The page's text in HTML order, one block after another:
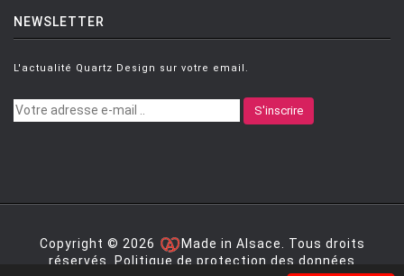
NEWSLETTER
L'actualité Quartz Design sur votre email.
S'inscrire
Copyright © 2026
Made in Alsace. Tous droits
réservés. Politique de protection des données